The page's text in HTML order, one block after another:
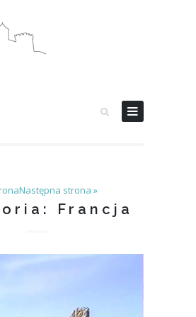
Następna strona »
Francja